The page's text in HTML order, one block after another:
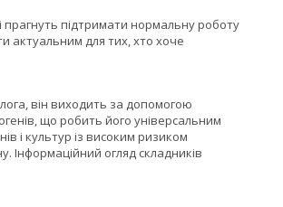
підтримати нормальну роботу
актуальним для тих, хто хоче
він виходить за допомогою
що робить його універсальним
і культур із високим ризиком
огляд складників